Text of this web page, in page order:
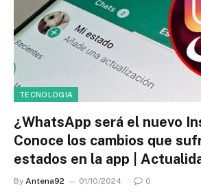
TECNOLOGIA
¿WhatsApp será el nuevo
Conoce los cambios que
estados en la app |
By Antena92 01/10/2024 0